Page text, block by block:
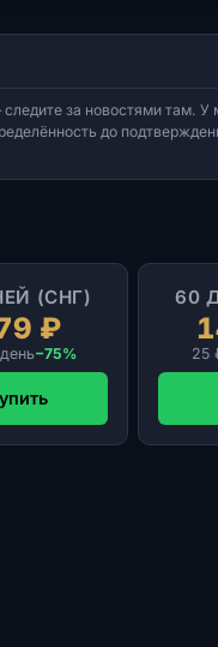
за новостями там. У
до
(СНГ)
₽
−75%
60
25